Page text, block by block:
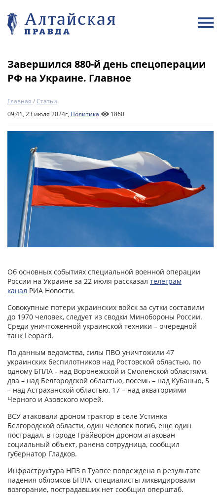
Завершился 880-й день спецоперации
РФ на Украине. Главное
Главная /Статьи
09:41, 23 июля 2024г, Политика 1860
Об основных событиях специальной военной операции
России на Украине за 22 июля рассказал телеграм
канал РИА Новости.
Совокупные потери украинских войск за сутки составили
до 1970 человек, следует из сводки Минобороны России.
Среди уничтоженной украинской техники – очередной
танк Leopard.
По данным ведомства, силы ПВО уничтожили 47
украинских беспилотников над Ростовской областью, по
одному БПЛА - над Воронежской и Смоленской областями,
два – над Белгородской областью, восемь – над Кубанью, 5
– над Астраханской областью, 17 – над акваториями
Черного и Азовского морей.
ВСУ атаковали дроном трактор в селе Устинка
Белгородской области, один человек погиб, еще один
пострадал, в городе Грайворон дроном атакован
социальный объект, ранена сотрудница, сообщил
губернатор Гладков.
Инфраструктура НПЗ в Туапсе повреждена в результате
падения обломков БПЛА, специалисты ликвидировали
возгорание, пострадавших нет сообщил оперштаб.